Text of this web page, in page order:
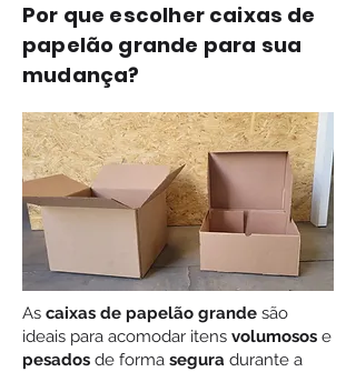
Por que escolher caixas de
papelão grande para sua
mudança?
As caixas de papelão grande são
ideais para acomodar itens volumosos e
pesados de forma segura durante a